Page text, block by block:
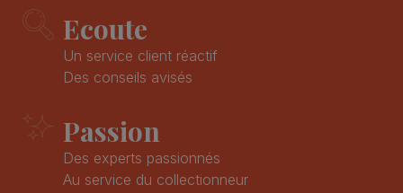
Ecoute
Un service client réactif
Des conseils avisés
Passion
Des experts passionnés
Au service du collectionneur